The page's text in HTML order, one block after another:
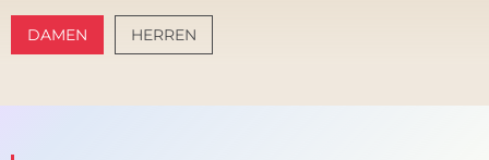
DAMEN HERREN